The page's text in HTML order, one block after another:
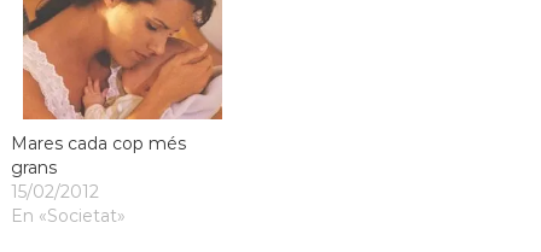
Mares cada cop més
grans
15/02/2012
En «Societat»